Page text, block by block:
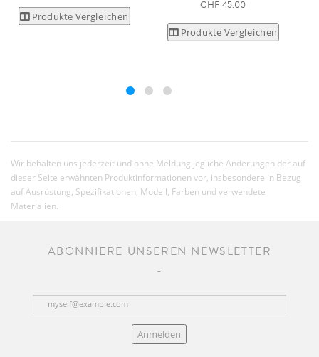
Produkte Vergleichen
CHF 45.00
Produkte Vergleichen
Wir behalten uns jederzeit und ohne Meldung jegliche Änderungen der auf
dieser Seite erwähnten Produktinformationen vor, insbesondere in Bezug
auf Ausrüstung, Spezifikationen, Modell, Farben und verwendete
Materialien.
ABONNIERE UNSEREN NEWSLETTER
Anmelden